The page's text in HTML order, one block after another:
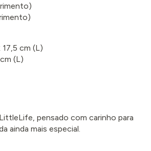
17,5 cm (L)
(L)
pensado com carinho para
ainda mais especial.